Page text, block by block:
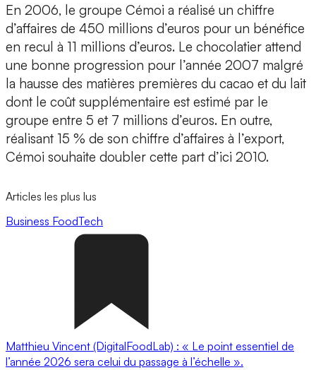
En 2006, le groupe Cémoi a réalisé un chiffre
d’affaires de 450 millions d’euros pour un bénéfice
en recul à 11 millions d’euros. Le chocolatier attend
une bonne progression pour l’année 2007 malgré
la hausse des matières premières du cacao et du lait
dont le coût supplémentaire est estimé par le
groupe entre 5 et 7 millions d’euros. En outre,
réalisant 15 % de son chiffre d’affaires à l’export,
Cémoi souhaite doubler cette part d’ici 2010.
Articles les plus lus
Business FoodTech
Matthieu Vincent (DigitalFoodLab) : « Le point essentiel de
l’année 2026 sera celui du passage à l’échelle ».